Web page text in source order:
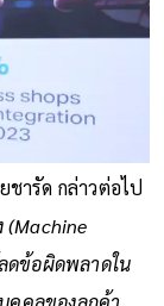
ารัด กล่าวต่อไป
(Machine
ดข้อผิดพลาดใน